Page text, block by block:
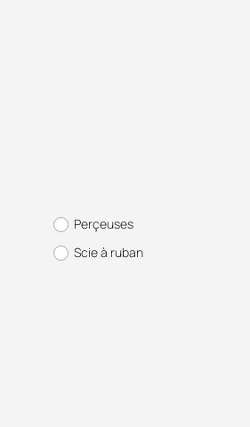
Perçeuses
Scie à ruban